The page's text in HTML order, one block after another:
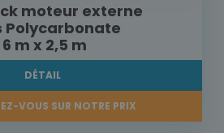
moteur externe
Polycarbonate
m x 2,5 m
DÉTAIL
VOUS SUR NOTRE PRIX